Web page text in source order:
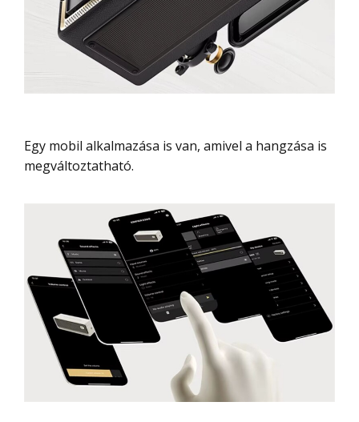
Egy mobil alkalmazása is van, amivel a hangzása is
megváltoztatható.